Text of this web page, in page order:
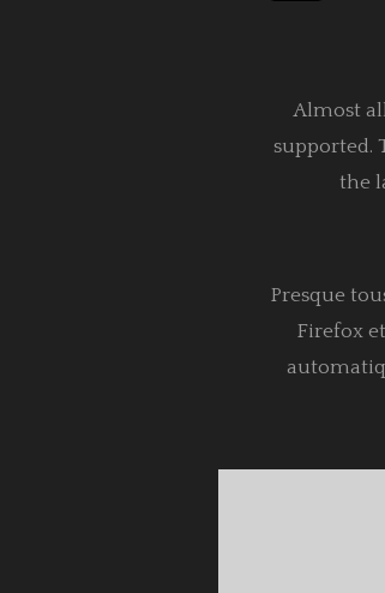
Almost
supported.
the
Presque
Firefox